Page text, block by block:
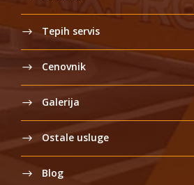
Tepih servis
Cenovnik
Galerija
Ostale usluge
Blog